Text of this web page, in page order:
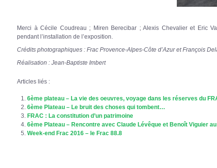
Merci à Cécile Coudreau ; Miren Berecibar ; Alexis Chevalier et Eric
pendant l’installation de l’exposition.
Crédits photographiques : Frac Provence-Alpes-Côte d’Azur et François
Réalisation : Jean-Baptiste Imbert
Articles liés :
6ème plateau – La vie des oeuvres, voyage dans les réserves du
6ème Plateau – Le bruit des choses qui tombent…
FRAC : La constitution d’un patrimoine
6ème Plateau – Rencontre avec Claude Lévêque et Benoît Viguier
Week-end Frac 2016 – le Frac 88.8